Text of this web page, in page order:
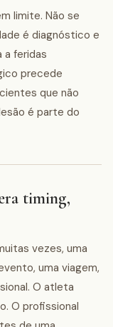
limite. Não se
é diagnóstico e
a feridas
precede
que não
é parte do
timing,
vezes, uma
uma viagem,
O atleta
O profissional